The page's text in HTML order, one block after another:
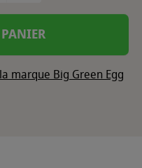
marque Big Green Egg